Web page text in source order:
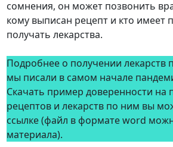
сомнения, он может позвонить
кому выписан рецепт и кто имеет
получать лекарства.
Подробнее о получении лекарств
мы писали в самом начале
Скачать пример доверенности на
рецептов и лекарств по ним вы
ссылке (файл в формате word
материала).